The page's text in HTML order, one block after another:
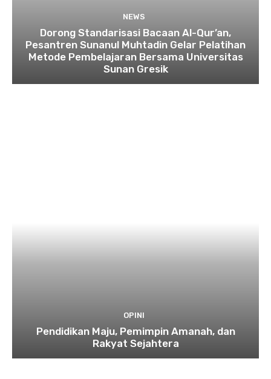
NEWS
Dorong Standarisasi Bacaan Al-Qur’an,
Pesantren Sunanul Muhtadin Gelar Pelatihan
Metode Pembelajaran Bersama Universitas
Sunan Gresik
OPINI
Pendidikan Maju, Pemimpin Amanah, dan
Rakyat Sejahtera